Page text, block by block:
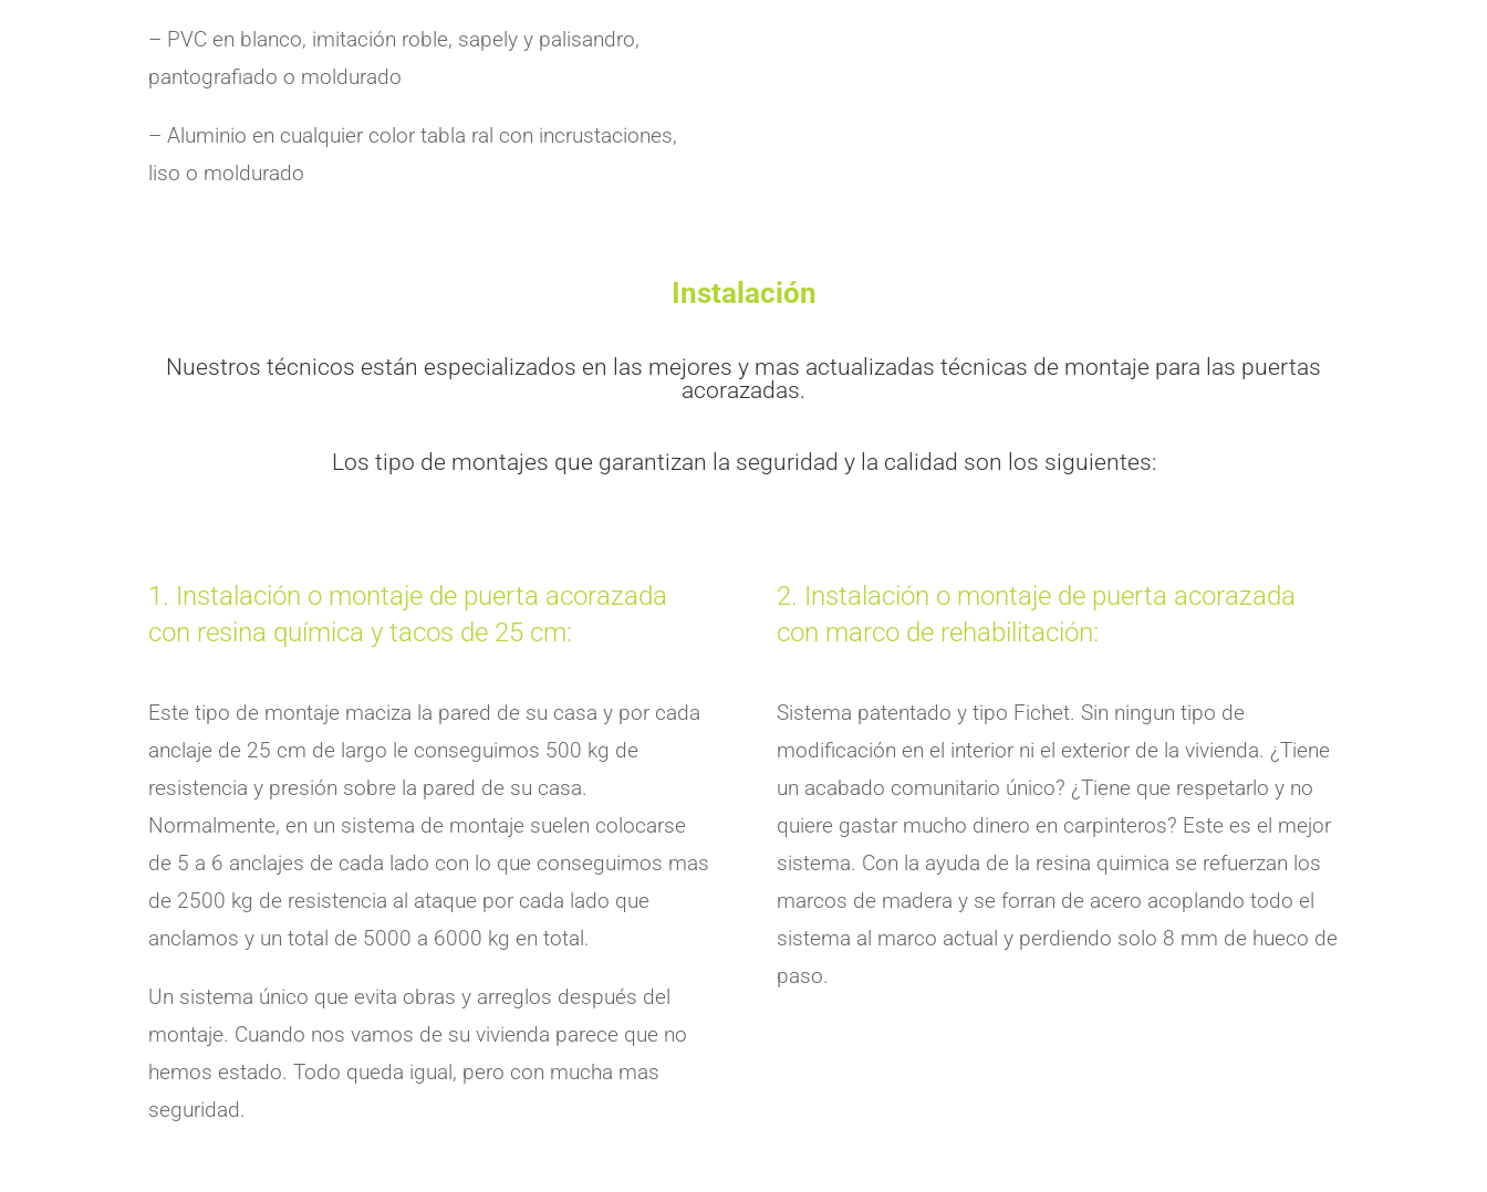
– PVC en blanco, imitación roble, sapely y palisandro,
pantografiado o moldurado
– Aluminio en cualquier color tabla ral con incrustaciones,
liso o moldurado
Instalación
Nuestros técnicos están especializados en las mejores y mas actualizadas técnicas de montaje para las puertas
acorazadas.
Los tipo de montajes que garantizan la seguridad y la calidad son los siguientes:
1. Instalación o montaje de puerta acorazada
con resina química y tacos de 25 cm:
Este tipo de montaje maciza la pared de su casa y por cada
anclaje de 25 cm de largo le conseguimos 500 kg de
resistencia y presión sobre la pared de su casa.
Normalmente, en un sistema de montaje suelen colocarse
de 5 a 6 anclajes de cada lado con lo que conseguimos mas
de 2500 kg de resistencia al ataque por cada lado que
anclamos y un total de 5000 a 6000 kg en total.
Un sistema único que evita obras y arreglos después del
montaje. Cuando nos vamos de su vivienda parece que no
hemos estado. Todo queda igual, pero con mucha mas
seguridad.
2. Instalación o montaje de puerta acorazada
con marco de rehabilitación:
Sistema patentado y tipo Fichet. Sin ningun tipo de
modificación en el interior ni el exterior de la vivienda. ¿Tiene
un acabado comunitario único? ¿Tiene que respetarlo y no
quiere gastar mucho dinero en carpinteros? Este es el mejor
sistema. Con la ayuda de la resina quimica se refuerzan los
marcos de madera y se forran de acero acoplando todo el
sistema al marco actual y perdiendo solo 8 mm de hueco de
paso.